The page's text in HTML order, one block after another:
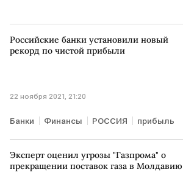
Российские банки установили новый
рекорд по чистой прибыли
22 ноября 2021, 21:20
Банки Финансы РОССИЯ прибыль
Эксперт оценил угрозы "Газпрома" о
прекращении поставок газа в Молдавию